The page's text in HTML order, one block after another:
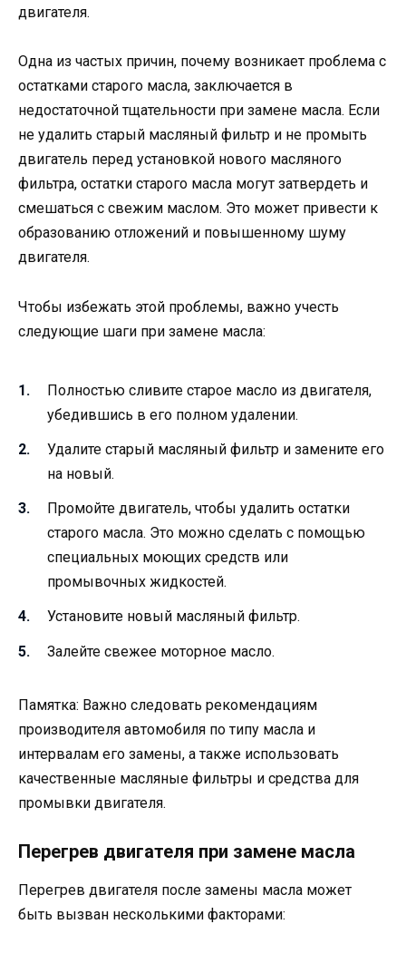
двигателя.
Одна из частых причин, почему возникает проблема с
остатками старого масла, заключается в
недостаточной тщательности при замене масла. Если
не удалить старый масляный фильтр и не промыть
двигатель перед установкой нового масляного
фильтра, остатки старого масла могут затвердеть и
смешаться с свежим маслом. Это может привести к
образованию отложений и повышенному шуму
двигателя.
Чтобы избежать этой проблемы, важно учесть
следующие шаги при замене масла:
Полностью сливите старое масло из двигателя,
убедившись в его полном удалении.
Удалите старый масляный фильтр и замените его
на новый.
Промойте двигатель, чтобы удалить остатки
старого масла. Это можно сделать с помощью
специальных моющих средств или
промывочных жидкостей.
Установите новый масляный фильтр.
Залейте свежее моторное масло.
Памятка: Важно следовать рекомендациям
производителя автомобиля по типу масла и
интервалам его замены, а также использовать
качественные масляные фильтры и средства для
промывки двигателя.
Перегрев двигателя при замене масла
Перегрев двигателя после замены масла может
быть вызван несколькими факторами: